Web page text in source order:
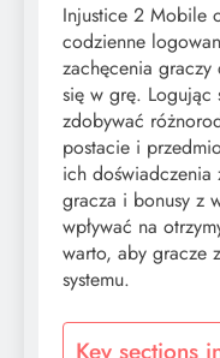
Injustice 2 Mobile
codzienne
zachęcenia
się w grę. Logując
zdobywać
postacie i
ich
gracza i bonusy z
wpływać na
warto, aby gracze
systemu.
Key sections